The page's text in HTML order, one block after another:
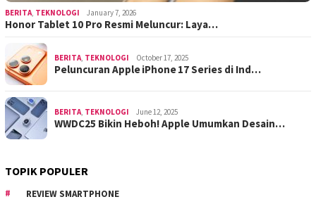
BERITA TEKNOLOGI January 7, 2026
Honor Tablet 10 Pro Resmi Meluncur: Laya…
BERITA TEKNOLOGI October 17, 2025
Peluncuran Apple iPhone 17 Series di Ind…
BERITA TEKNOLOGI June 12, 2025
WWDC25 Bikin Heboh! Apple Umumkan Desain…
TOPIK POPULER
REVIEW SMARTPHONE